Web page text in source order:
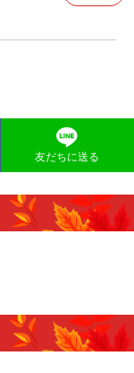
友だちに送る